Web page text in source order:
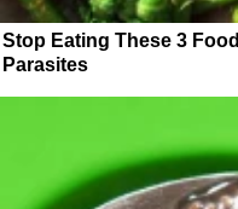
Stop Eating These 3
Parasites